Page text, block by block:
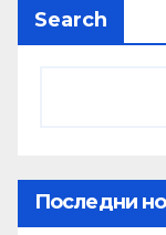
Search
Последни